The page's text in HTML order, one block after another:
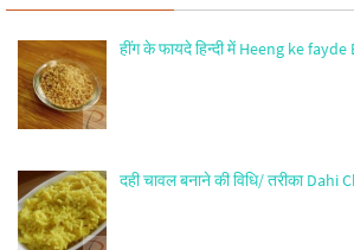
हींग के फायदे हिन्दी में Heeng ke
दही चावल बनाने की विधि/ तरीका